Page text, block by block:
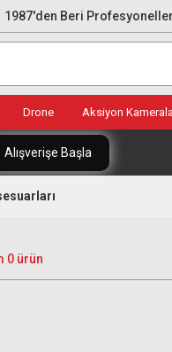
1987'den Beri
Drone Aksiyon
Alışverişe Başla
0 ürün